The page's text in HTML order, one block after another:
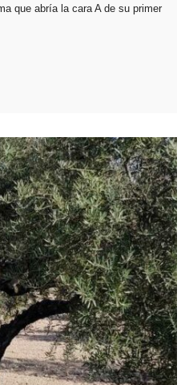
que abría la cara A de su primer